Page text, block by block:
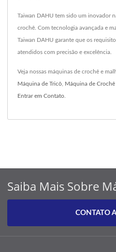
Taiwan DAHU tem sido um inovador
crochê. Com tecnologia avançada e
Taiwan DAHU garante que os
atendidos com precisão e excelência.
Veja nossas máquinas de crochê e
Máquina de Tricô Máquina de Crochê
Entrar em Contato
Saiba Mais Sobre
CONTATO